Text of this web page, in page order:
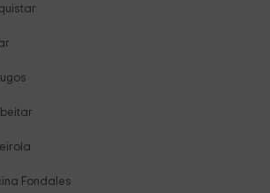
Fondales